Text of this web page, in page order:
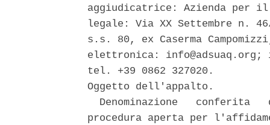
aggiudicatrice: Azienda
legale: Via XX Settembre n.
s.s. 80, ex Caserma
elettronica:
tel. +39 0862 327020.
Oggetto dell'appalto.
Denominazione   conferita
procedura aperta per